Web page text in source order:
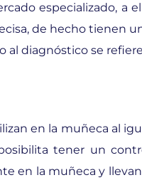
especializado, a
de hecho tienen
al diagnóstico se
en la muñeca al
tener un
en la muñeca y